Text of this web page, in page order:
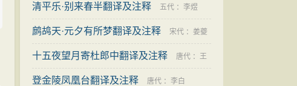
清平乐·别来春半翻译及注释 五代 ： 李煜
鹧鸪天·元夕有所梦翻译及注释 宋代 ： 姜夔
十五夜望月寄杜郎中翻译及注释 唐代 ： 王
建
登金陵凤凰台翻译及注释 唐代 ： 李白